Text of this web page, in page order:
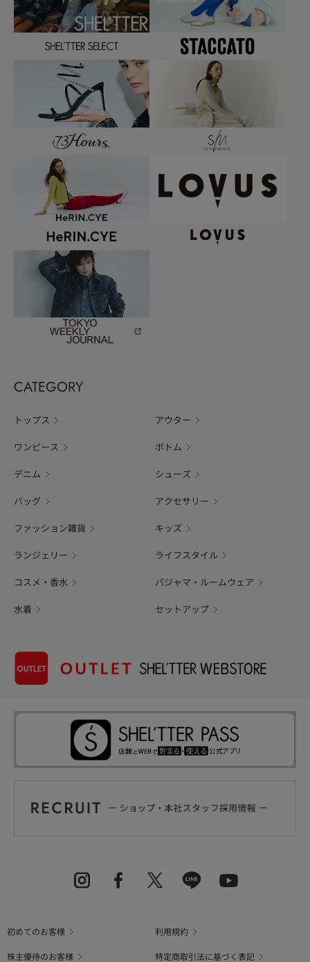
CATEGORY
トップス アウター
ワンピース ボトム
デニム シューズ
バッグ アクセサリー
ファッション雑貨 キッズ
ランジェリー ライフスタイル
コスメ・香水 パジャマ・ルームウェア
水着 セットアップ
初めてのお客様
利用規約
株主優待のお客様
特定商取引法に基づく表記